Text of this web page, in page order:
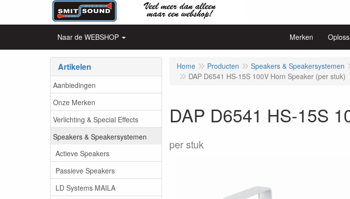
Naar de WEBSHOP Merken
Artikelen
Aanbiedingen
Onze Merken
Verlichting & Special Effects
Speakers & Speakersystemen
Actieve Speakers
Passieve Speakers
LD Systems MAILA
Home Producten Speakers & Speakersystemen
DAP D6541 HS-15S 100V Horn Speaker (per stuk)
DAP D6541 HS-15S
per stuk